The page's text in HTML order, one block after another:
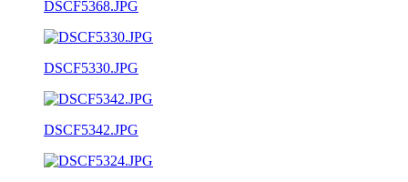
DSCF5368.JPG
DSCF5330.JPG
DSCF5342.JPG